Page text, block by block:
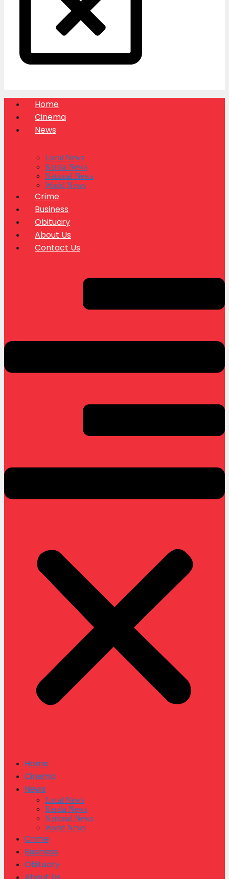
Home
Cinema
News
Local News
Kerala News
National News
World News
Crime
Business
Obituary
About Us
Contact Us
Home
Cinema
News
Local News
Kerala News
National News
World News
Crime
Business
Obituary